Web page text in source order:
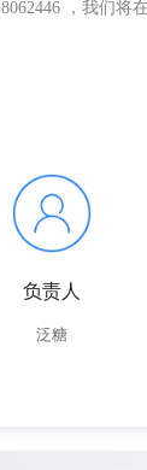
8062446 ，我们将
负责人
泛糖